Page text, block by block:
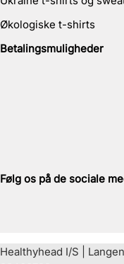
Økologiske t-shirts
Betalingsmuligheder
Følg os på de sociale
Healthyhead I/S |